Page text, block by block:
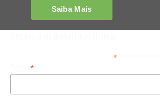
*indicates required
*